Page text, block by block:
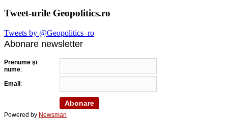
Tweet-urile Geopolitics.ro
Tweets by @Geopolitics_ro
Abonare newsletter
Prenume şi
nume:
Email:
Powered by Newsman